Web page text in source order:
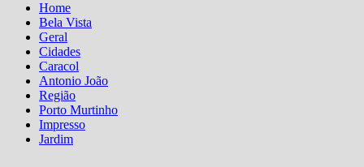
Home
Bela Vista
Geral
Cidades
Caracol
Antonio João
Região
Porto Murtinho
Impresso
Jardim